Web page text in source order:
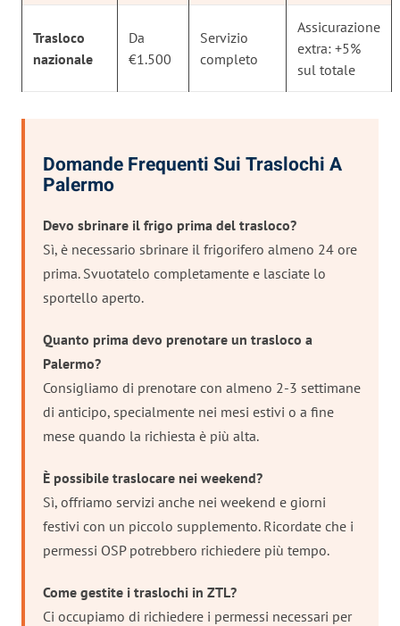
Trasloco
nazionale
Da
€1.500
Servizio
completo
Assicurazione
extra: +5%
sul totale
Domande Frequenti Sui Traslochi A
Palermo
Devo sbrinare il frigo prima del trasloco?
Sì, è necessario sbrinare il frigorifero almeno 24 ore
prima. Svuotatelo completamente e lasciate lo
sportello aperto.
Quanto prima devo prenotare un trasloco a
Palermo?
Consigliamo di prenotare con almeno 2-3 settimane
di anticipo, specialmente nei mesi estivi o a fine
mese quando la richiesta è più alta.
È possibile traslocare nei weekend?
Sì, offriamo servizi anche nei weekend e giorni
festivi con un piccolo supplemento. Ricordate che i
permessi OSP potrebbero richiedere più tempo.
Come gestite i traslochi in ZTL?
Ci occupiamo di richiedere i permessi necessari per